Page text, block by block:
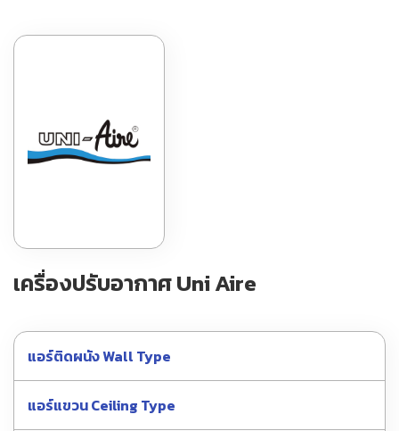
เครื่องปรับอากาศ Uni Aire
แอร์ติดผนัง Wall Type
แอร์แขวน Ceiling Type